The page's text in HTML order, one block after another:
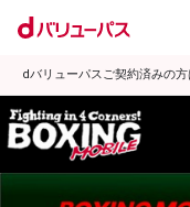
dバリューパスご契約済みの方